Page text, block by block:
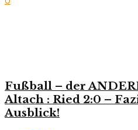
Fußball – der
Altach : Ried 2:0 –
Ausblick!